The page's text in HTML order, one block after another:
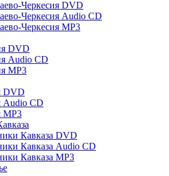
Черкесия DVD
Черкесия Audio CD
Черкесия MP3
DVD
Audio CD
MP3
DVD
Audio CD
MP3
Кавказа DVD
Кавказа Audio CD
Кавказа MP3